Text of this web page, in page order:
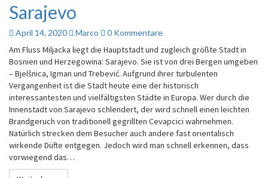
Sarajevo
April 14, 2020 Marco 0 Kommentare
Am Fluss Miljacka liegt die Hauptstadt und zugleich größte Stadt in
Bosnien und Herzegowina: Sarajevo. Sie ist von drei Bergen umgeben
– Bjelšnica, Igman und Trebević. Aufgrund ihrer turbulenten
Vergangenheit ist die Stadt heute eine der historisch
interessantesten und vielfältigsten Städte in Europa. Wer durch die
Innenstadt von Sarajevo schlendert, der wird schnell einen leichten
Brandgeruch von traditionell gegrillten Cevapcici wahrnehmen.
Natürlich strecken dem Besucher auch andere fast orientalisch
wirkende Düfte entgegen. Jedoch wird man schnell erkennen, dass
vorwiegend das…